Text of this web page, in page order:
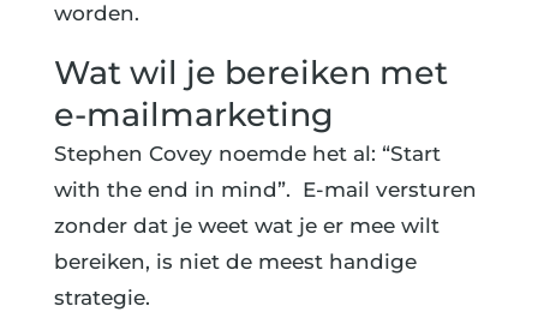
worden.
Wat wil je bereiken met
e-mailmarketing
Stephen Covey noemde het al: “Start
with the end in mind”. E-mail versturen
zonder dat je weet wat je er mee wilt
bereiken, is niet de meest handige
strategie.